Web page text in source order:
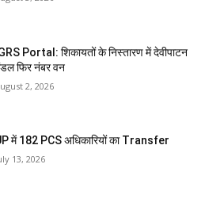
Portal: शिकायतों के निस्तारण में देवीपाटन
फिर नंबर वन
2, 2026
में 182 PCS अधिकारियों का Transfer
13, 2026